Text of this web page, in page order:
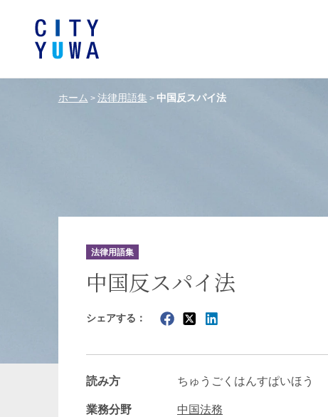
エネルギー・資源
暗号資産・NFT 建設・建
ホーム > 法律用語集 > 中国反スパイ法
法律用語集
中国反スパイ法
シェアする：
読み方 ちゅうごくはんすぱいほう
業務分野 中国法務